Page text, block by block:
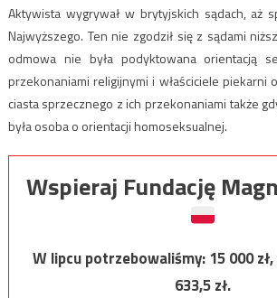
Aktywista wygrywał w brytyjskich sądach, aż
Najwyższego. Ten nie zgodził się z sądami
odmowa nie była podyktowana orientacją
przekonaniami religijnymi i właściciele piekarni
ciasta sprzecznego z ich przekonaniami także
była osoba o orientacji homoseksualnej.
Wspieraj Fundację
W lipcu potrzebowaliśmy:15 000
633,5zł.